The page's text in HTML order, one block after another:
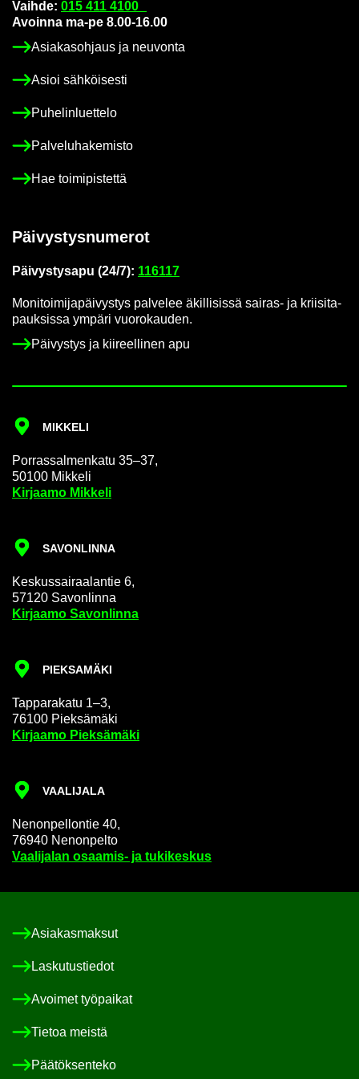
Vaih­de: 015 411 4100
Avoin­na ma-pe 8.00-16.00
Asia­kas­oh­jaus ja neu­von­ta
Asioi säh­köi­ses­ti
Pu­he­lin­luet­te­lo
Pal­ve­lu­ha­ke­mis­to
Hae toi­mi­pis­tet­tä
Päi­vys­tys­nu­me­rot
Päi­vys­tys­a­pu (24/7): 116117
Mo­ni­toi­mi­ja­päi­vys­tys pal­ve­lee äkil­li­sis­sä sairas-​ ja krii­si­ta­
pauk­sis­sa ym­pä­ri vuo­ro­kau­den.
Päi­vys­tys ja kii­reel­li­nen apu
MIK­KE­LI
Por­ras­sal­men­ka­tu 35–37,
50100 Mik­ke­li
Kir­jaa­mo Mik­ke­li
SA­VON­LIN­NA
Kes­kus­sai­raa­lan­tie 6,
57120 Sa­von­lin­na
Kir­jaa­mo Sa­von­lin­na
PIEK­SA­MÄ­KI
Tap­pa­ra­ka­tu 1–3,
76100 Piek­sä­mä­ki
Kir­jaa­mo Piek­sä­mä­ki
VAA­LI­JA­LA
Ne­non­pel­lon­tie 40,
76940 Ne­non­pel­to
Vaa­li­ja­lan osaamis-​ ja tu­ki­kes­kus
Asia­kas­mak­sut
Las­ku­tus­tie­dot
Avoi­met työ­pai­kat
Tie­toa meis­tä
Pää­tök­sen­te­ko